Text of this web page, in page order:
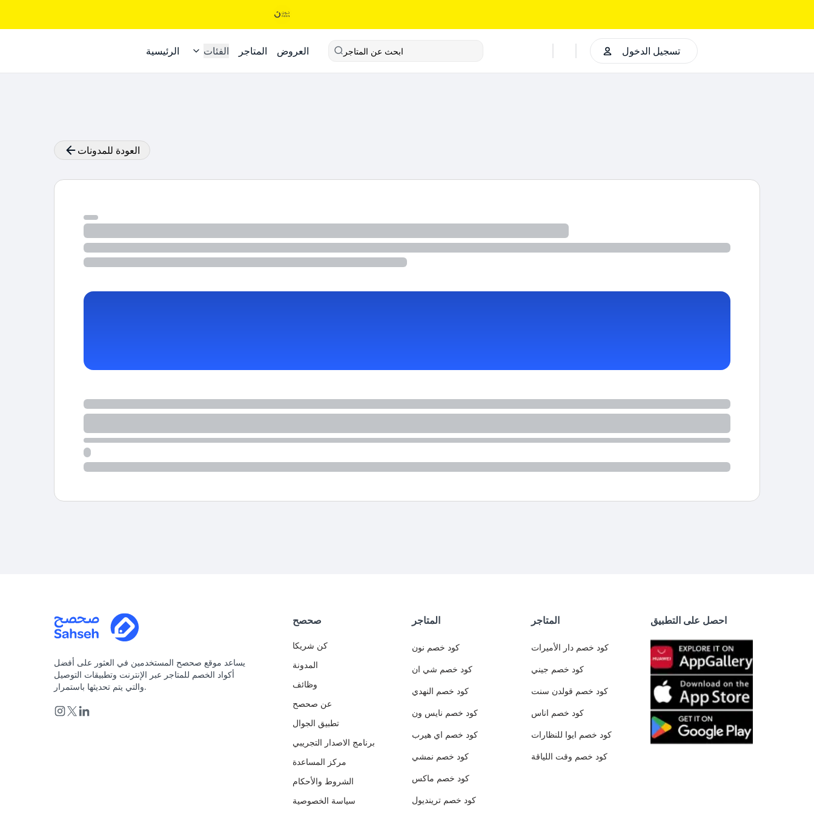
الرئيسية الفئات المتاجر العروض ابحث عن المتاجر تسجيل الدخول
العودة للمدونات
يساعد موقع صحصح المستخدمين في العثور على أفضل
أكواد الخصم للمتاجر عبر الإنترنت وتطبيقات التوصيل
والتي يتم تحديثها باستمرار.
صحصح
كن شريكا
المدونة
وظائف
عن صحصح
تطبيق الجوال
برنامج الاصدار التجريبي
مركز المساعدة
الشروط والأحكام
سياسة الخصوصية
المتاجر
كود خصم نون
كود خصم شي ان
كود خصم النهدي
كود خصم نايس ون
كود خصم اي هيرب
كود خصم نمشي
كود خصم ماكس
كود خصم ترينديول
المتاجر
كود خصم دار الأميرات
كود خصم جيني
كود خصم قولدن سنت
كود خصم اناس
كود خصم ايوا للنظارات
كود خصم وقت اللياقة
احصل على التطبيق